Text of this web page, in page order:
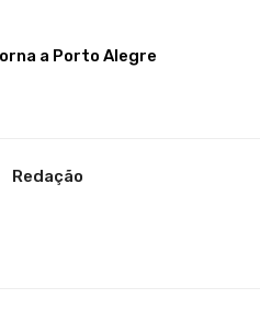
a Porto Alegre
Redação